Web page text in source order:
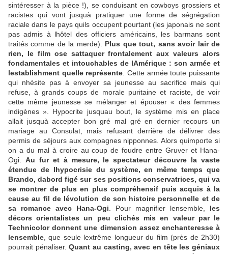
sintéresser à la pièce !), se conduisant en cowboys grossiers et
racistes qui vont jusquà pratiquer une forme de ségrégation
raciale dans le pays quils occupent pourtant (les japonais ne sont
pas admis à lhôtel des officiers américains, les barmans sont
traités comme de la merde). Plus que tout, sans avoir lair de
rien, le film ose sattaquer frontalement aux valeurs alors
fondamentales et intouchables de lAmérique : son armée et
lestablishment quelle représente . Cette armée toute puissante
qui nhésite pas à envoyer sa jeunesse au sacrifice mais qui
refuse, à grands coups de morale puritaine et raciste, de voir
cette même jeunesse se mélanger et épouser « des femmes
indigènes ». Hypocrite jusquau bout, le système mis en place
allait jusquà accepter bon gré mal gré en dernier recours un
mariage au Consulat, mais refusant derrière de délivrer des
permis de séjours aux compagnes nipponnes. Alors quimporte si
on a du mal à croire au coup de foudre entre Gruver et Hana-
Ogi. Au fur et à mesure, le spectateur découvre la vaste
étendue de lhypocrisie du système, en même temps que
Brando, dabord figé sur ses positions conservatrices, qui va
se montrer de plus en plus compréhensif puis acquis à la
cause au fil de lévolution de son histoire personnelle et de
sa romance avec Hana-Ogi . Pour magnifier lensemble, les
décors orientalistes un peu clichés mis en valeur par le
Technicolor donnent une dimension assez enchanteresse à
lensemble , que seule lextrême longueur du film (près de 2h30)
pourrait pénaliser.Quant au casting, avec en tête les géniaux